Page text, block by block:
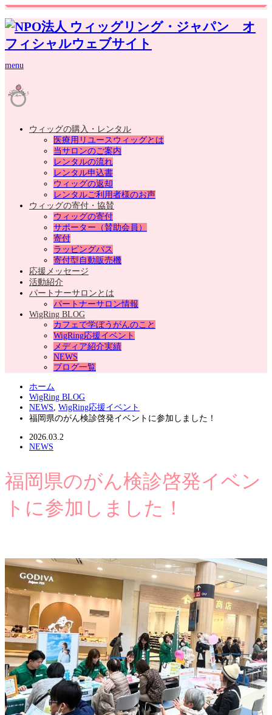
menu
ウィッグの購入・レンタル
医療用リユースウィッグとは
当サロンのご案内
レンタルの流れ
レンタル申込書
ウィッグの返却
レンタルご利用者様のお声
ウィッグの寄付・協賛
ウィッグの寄付
サポーター（賛助会員）
寄付
ラッピングバス
寄付型自動販売機
応援メッセージ
活動紹介
パートナーサロンとは
パートナーサロン情報
WigRing BLOG
カフェで学ぼうがんのこと
WigRing応援イベント
メディア紹介実績
NEWS
ブログ一覧
ホーム
WigRing BLOG
NEWS, WigRing応援イベント
福岡県のがん検診啓発イベントに参加しました！
2026.03.2
NEWS
福岡県のがん検診啓発イベン
トに参加しました！